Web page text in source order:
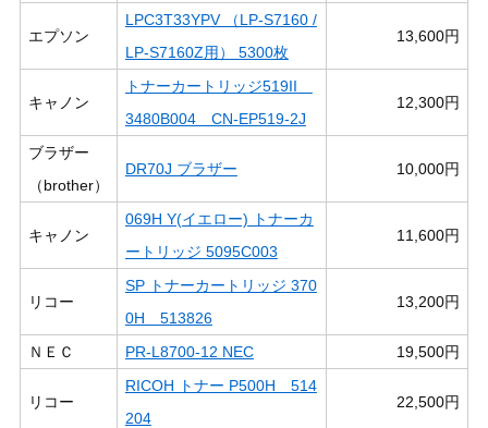
エプソン
LPC3T33YPV （LP-S7160 /
LP-S7160Z用） 5300枚
13,600円
キャノン
トナーカートリッジ519II
3480B004 CN-EP519-2J
12,300円
ブラザー
（brother）
DR70J ブラザー 10,000円
キャノン
069H Y(イエロー) トナーカ
ートリッジ 5095C003
11,600円
リコー
SP トナーカートリッジ 370
0H 513826
13,200円
ＮＥＣ PR-L8700-12 NEC 19,500円
リコー
RICOH トナー P500H 514
204
22,500円